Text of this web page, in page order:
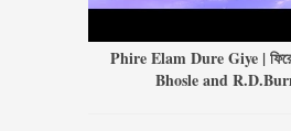
Phire Elam Dure Giye | ফিরে
Bhosle and